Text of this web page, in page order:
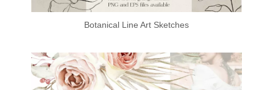
Botanical Line Art Sketches